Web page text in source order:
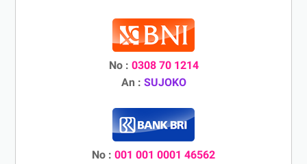
No : 0308 70 1214
An : SUJOKO
No : 001 001 0001 46562